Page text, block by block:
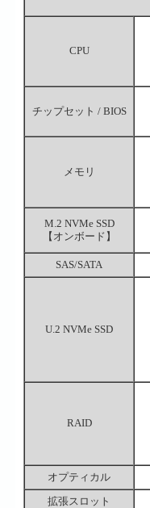
CPU
チップセット / BIOS
メモリ
M.2 NVMe SSD
【オンボード】
SAS/SATA
U.2 NVMe SSD
RAID
オプティカル
拡張スロット